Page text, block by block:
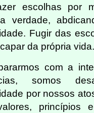
escolhas por
verdade,
Fugir das
da própria vida.
com a
somos
por nossos
princípios